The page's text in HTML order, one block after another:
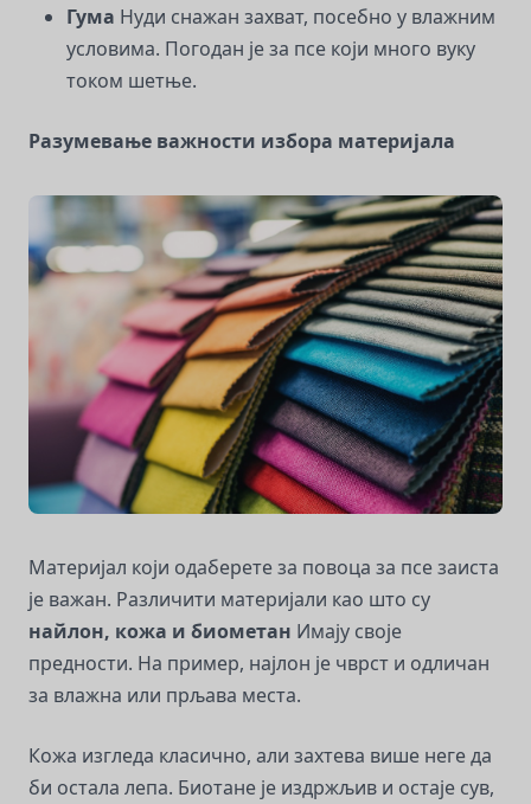
Гума Нуди снажан захват, посебно у влажним
условима. Погодан је за псе који много вуку
током шетње.
Разумевање важности избора материјала
Материјал који одаберете за повоца за псе заиста
је важан. Различити материјали као што су
найлон, кожа и биометан Имају своје
предности. На пример, најлон је чврст и одличан
за влажна или прљава места.
Кожа изгледа класично, али захтева више неге да
би остала лепа. Биотане је издржљив и остаје сув,